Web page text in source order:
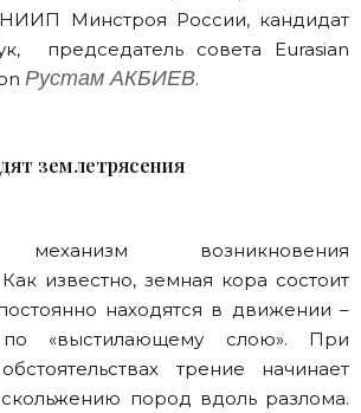
Минстроя России, кандидат
председатель совета Eurasian
Рустам АКБИЕВ.
землетрясения
механизм возникновения
известно, земная кора состоит
находятся в движении –
«выстилающему слою». При
трение начинает
скольжению пород вдоль разлома.